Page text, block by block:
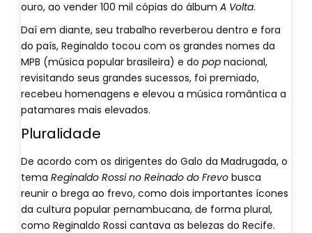
ouro, ao vender 100 mil cópias do álbum A Volta.
Daí em diante, seu trabalho reverberou dentro e fora
do país, Reginaldo tocou com os grandes nomes da
MPB (música popular brasileira) e do pop nacional,
revisitando seus grandes sucessos, foi premiado,
recebeu homenagens e elevou a música romântica a
patamares mais elevados.
Pluralidade
De acordo com os dirigentes do Galo da Madrugada, o
tema Reginaldo Rossi no Reinado do Frevo busca
reunir o brega ao frevo, como dois importantes ícones
da cultura popular pernambucana, de forma plural,
como Reginaldo Rossi cantava as belezas do Recife.